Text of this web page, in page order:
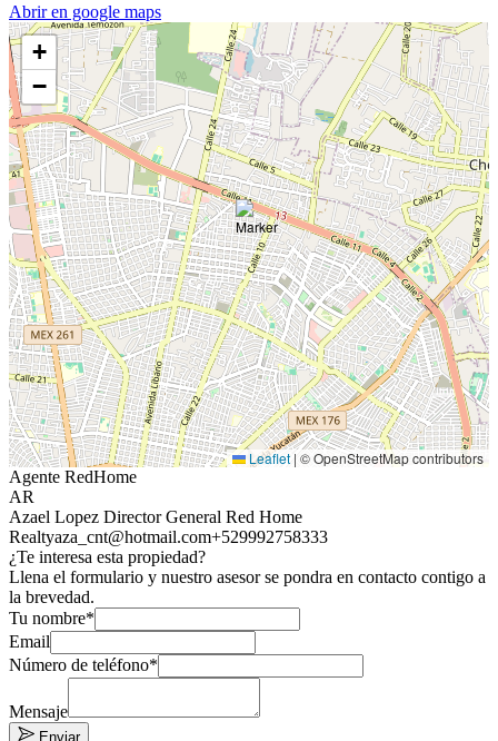
Abrir en google maps
+
−
Leaflet | © OpenStreetMap contributors
Agente RedHome
AR
Azael Lopez Director General Red Home
Realtyaza_cnt@hotmail.com+529992758333
¿Te interesa esta propiedad?
Llena el formulario y nuestro asesor se pondra en contacto contigo a
la brevedad.
Tu nombre*
Email
Número de teléfono*
Mensaje
Enviar